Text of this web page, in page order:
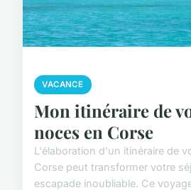
VACANCE
Mon itinéraire de
noces en Corse
L'élaboration d'un itinéraire de
Corse peut transformer votre
escapade inoubliable. Ce